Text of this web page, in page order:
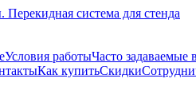
Условия работыЧасто задаваемые
Как купитьСкидки